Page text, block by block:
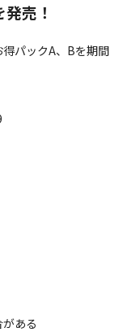
売！
パックA、Bを期間
ある